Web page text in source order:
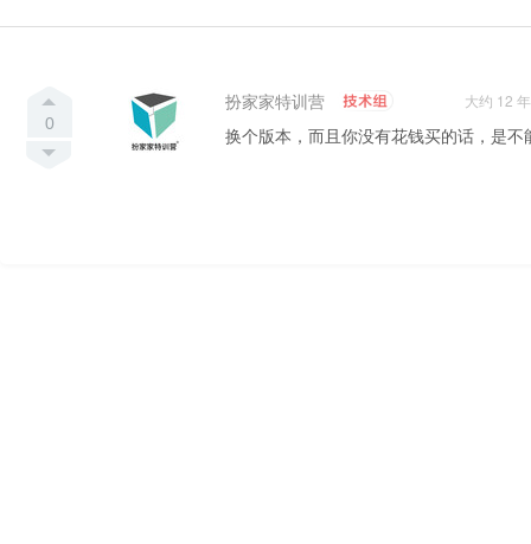
0
扮家家特训营 大约 12
换个版本，而且你没有花钱买的话，是不